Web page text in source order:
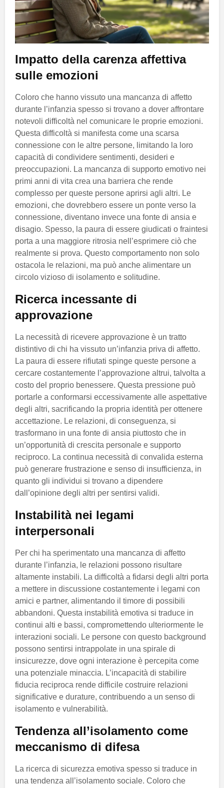
Impatto della carenza affettiva
sulle emozioni
Coloro che hanno vissuto una mancanza di affetto
durante l’infanzia spesso si trovano a dover affrontare
notevoli difficoltà nel comunicare le proprie emozioni.
Questa difficoltà si manifesta come una scarsa
connessione con le altre persone, limitando la loro
capacità di condividere sentimenti, desideri e
preoccupazioni. La mancanza di supporto emotivo nei
primi anni di vita crea una barriera che rende
complesso per queste persone aprirsi agli altri. Le
emozioni, che dovrebbero essere un ponte verso la
connessione, diventano invece una fonte di ansia e
disagio. Spesso, la paura di essere giudicati o fraintesi
porta a una maggiore ritrosia nell’esprimere ciò che
realmente si prova. Questo comportamento non solo
ostacola le relazioni, ma può anche alimentare un
circolo vizioso di isolamento e solitudine.
Ricerca incessante di
approvazione
La necessità di ricevere approvazione è un tratto
distintivo di chi ha vissuto un’infanzia priva di affetto.
La paura di essere rifiutati spinge queste persone a
cercare costantemente l’approvazione altrui, talvolta a
costo del proprio benessere. Questa pressione può
portarle a conformarsi eccessivamente alle aspettative
degli altri, sacrificando la propria identità per ottenere
accettazione. Le relazioni, di conseguenza, si
trasformano in una fonte di ansia piuttosto che in
un’opportunità di crescita personale e supporto
reciproco. La continua necessità di convalida esterna
può generare frustrazione e senso di insufficienza, in
quanto gli individui si trovano a dipendere
dall’opinione degli altri per sentirsi validi.
Instabilità nei legami
interpersonali
Per chi ha sperimentato una mancanza di affetto
durante l’infanzia, le relazioni possono risultare
altamente instabili. La difficoltà a fidarsi degli altri porta
a mettere in discussione costantemente i legami con
amici e partner, alimentando il timore di possibili
abbandoni. Questa instabilità emotiva si traduce in
continui alti e bassi, compromettendo ulteriormente le
interazioni sociali. Le persone con questo background
possono sentirsi intrappolate in una spirale di
insicurezze, dove ogni interazione è percepita come
una potenziale minaccia. L’incapacità di stabilire
fiducia reciproca rende difficile costruire relazioni
significative e durature, contribuendo a un senso di
isolamento e vulnerabilità.
Tendenza all’isolamento come
meccanismo di difesa
La ricerca di sicurezza emotiva spesso si traduce in
una tendenza all’isolamento sociale. Coloro che